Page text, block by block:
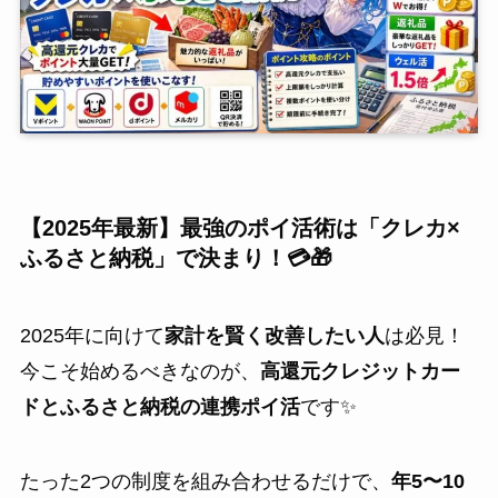
【2025年最新】最強のポイ活術は「 クレカ×
ふるさと納税」で決まり！💳🎁
2025年に向けて家計を賢く改善したい人は必見！
今こそ始めるべきなのが、 高還元クレジットカー
ドとふるさと納税の連携ポイ活です✨
たった2つの制度を組み合わせるだけで、 年5〜10